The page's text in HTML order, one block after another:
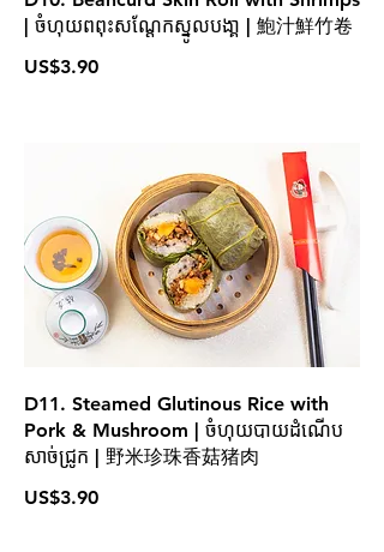
| ចំហុយពពុះសណែ្ដកស្នូលបងា្គ | 鮑汁鮮竹卷
US$3.90
D11. Steamed Glutinous Rice with
Pork & Mushroom | ចំហុយបាយដំណើប
សាច់ជ្រូក | 野米珍珠香菇猪肉
US$3.90